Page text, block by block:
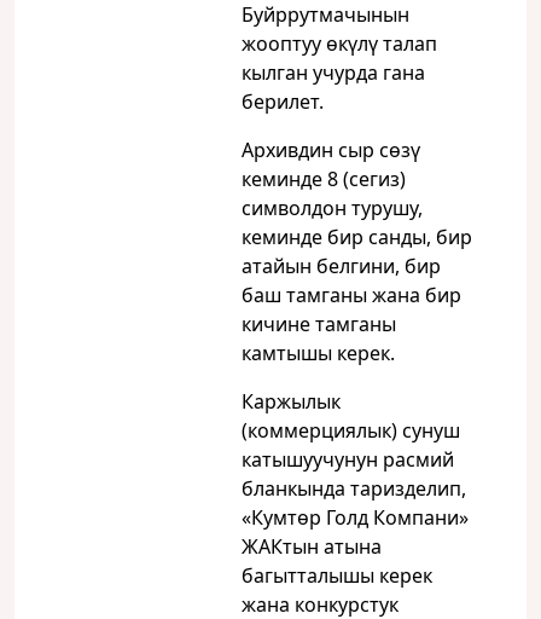
Буйррутмачынын
жооптуу өкүлү талап
кылган учурда гана
берилет.
Архивдин сыр сөзү
кеминде 8 (сегиз)
символдон турушу,
кеминде бир санды, бир
атайын белгини, бир
баш тамганы жана бир
кичине тамганы
камтышы керек.
Каржылык
(коммерциялык) сунуш
катышуучунун расмий
бланкында таризделип,
«Кумтөр Голд Компани»
ЖАКтын атына
багытталышы керек
жана конкурстук